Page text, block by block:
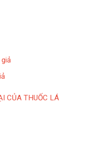
CỦA THUỐC LÁ